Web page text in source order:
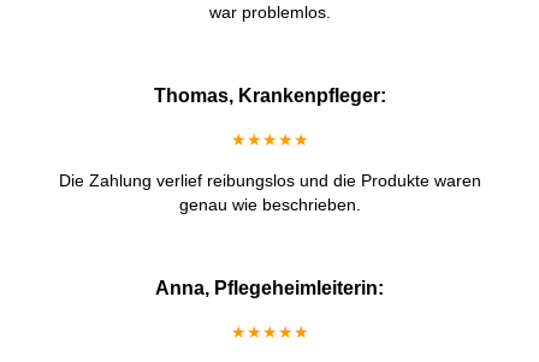
war problemlos.
Thomas, Krankenpfleger:
★★★★★
Die Zahlung verlief reibungslos und die Produkte waren
genau wie beschrieben.
Anna, Pflegeheimleiterin:
★★★★★